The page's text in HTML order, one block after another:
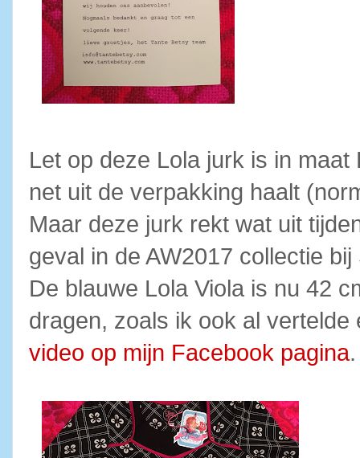
Let op deze Lola jurk is in
net uit de verpakking haalt
Maar deze jurk rekt wat uit
geval in de AW2017 collectie
De blauwe Lola Viola is nu 42
dragen, zoals ik ook al
video op mijn Facebook pagina.